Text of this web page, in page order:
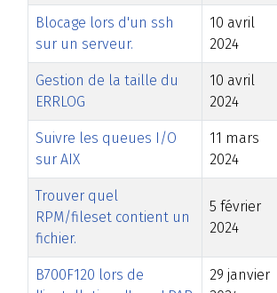
Blocage lors d'un ssh
sur un serveur.
10 avril
2024
Gestion de la taille du
ERRLOG
10 avril
2024
Suivre les queues I/O
sur AIX
11 mars
2024
Trouver quel
RPM/fileset contient un
fichier.
5 février
2024
B700F120 lors de
29 janvier